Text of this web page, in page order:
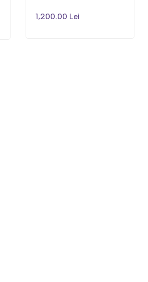
1,200.00 Lei